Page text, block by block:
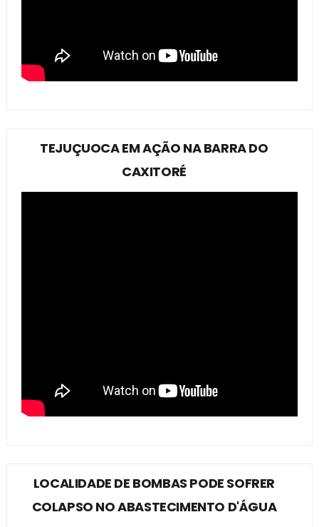
TEJUÇUOCA EM AÇÃO NA BARRA DO
CAXITORÉ
LOCALIDADE DE BOMBAS PODE SOFRER
COLAPSO NO ABASTECIMENTO D'ÁGUA